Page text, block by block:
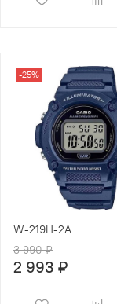
-25%
W-219H-2A
3 990 ₽
2 993 ₽